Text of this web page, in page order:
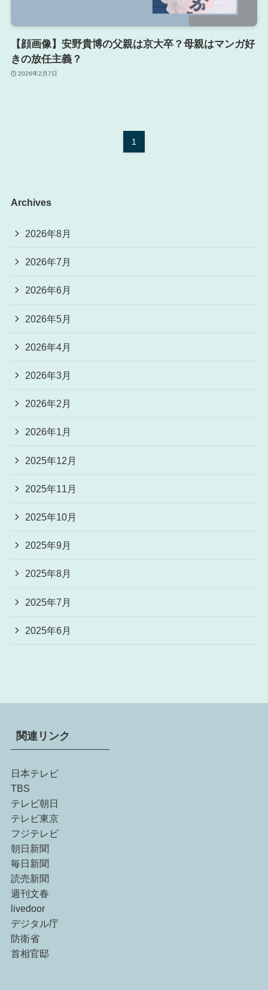
【顔画像】安野貴博の父親は京大卒？母親はマンガ好
きの放任主義？
2026年2月7日
1
Archives
2026年8月
2026年7月
2026年6月
2026年5月
2026年4月
2026年3月
2026年2月
2026年1月
2025年12月
2025年11月
2025年10月
2025年9月
2025年8月
2025年7月
2025年6月
関連リンク
日本テレビ
TBS
テレビ朝日
テレビ東京
フジテレビ
朝日新聞
毎日新聞
読売新聞
週刊文春
livedoor
デジタル庁
防衛省
首相官邸